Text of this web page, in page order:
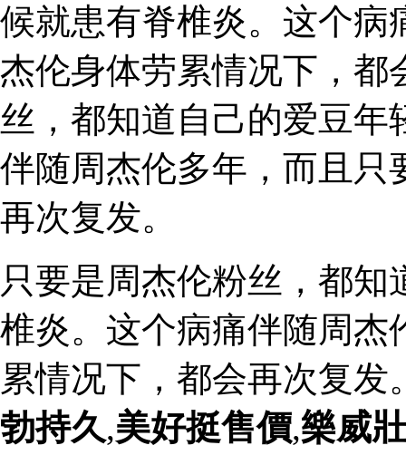
候就患有脊椎炎。这个病
杰伦身体劳累情况下，都
丝，都知道自己的爱豆
伴随周杰伦多年，而且只
再次复发。
只要是周杰伦粉丝，都
椎炎。这个病痛伴随周杰
累情况下，都会再次复发
勃持久,美好挺售價,樂威